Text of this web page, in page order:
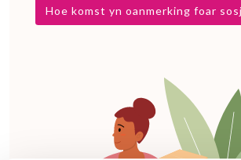
Hoe komst yn oanmerking foar